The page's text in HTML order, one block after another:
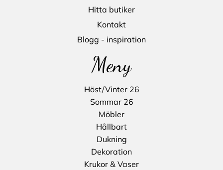
Hitta butiker
Kontakt
Blogg - inspiration
Meny
Höst/Vinter 26
Sommar 26
Möbler
Hållbart
Dukning
Dekoration
Krukor & Vaser